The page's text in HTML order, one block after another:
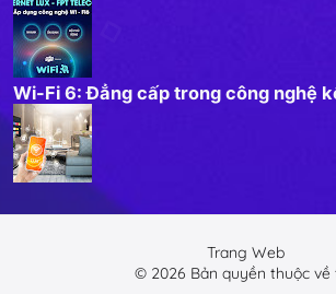
Wi-Fi 6: Đẳng cấp trong công nghệ
Trang Web
© 2026 Bản quyền thuộc về